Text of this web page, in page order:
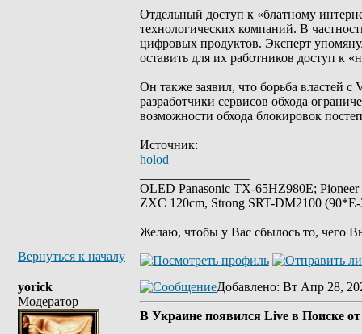
Отдельный доступ к «блатному
технологических компаний. В
цифровых продуктов. Эксперт
оставить для их работников доступ к
Он также заявил, что борьба властей
разработчики сервисов обхода
возможности обхода блокировок
Источник:
holod
OLED Panasonic TX-65HZ980E;
ZXC 120cm, Strong SRT-DM2100
Желаю, чтобы у Вас сбылось то, чего
Вернуться к началу
yorick
Модератор
Добавлено: Вт Апр 28,
В Украине появился Live в Поиске от